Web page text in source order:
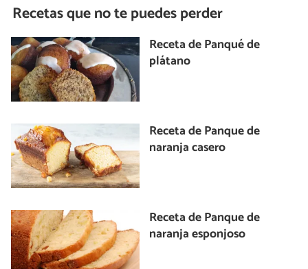
Recetas que no te puedes perder
Receta de Panqué de
plátano
Receta de Panque de
naranja casero
Receta de Panque de
naranja esponjoso